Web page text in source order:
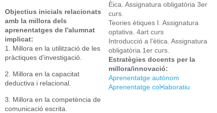
Objectius inicials relacionats
amb la millora dels
aprenentatges de l'alumnat
implicat:
1. Millora en la utilització de les
pràctiques d'investigació.
2. Millora en la capacitat
deductiva i relacional.
3. Millora en la competència de
comunicació escrita.
Èica. Assignatura obligatòria 3er
curs.
Teories ètiques I. Assignatura
optativa. 4art curs
Introducció a l'ètica. Assignatura
obligatòria 1er curs.
Estratègies docents per la
millora/innovació:
Aprenentatge autònom
Aprenentatge col•laboratiu